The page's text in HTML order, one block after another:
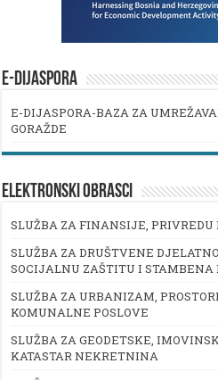
E-DIJASPORA
E-DIJASPORA-BAZA ZA
GORAŽDE
ELEKTRONSKI OBRASCI
SLUŽBA ZA FINANSIJE,
SLUŽBA ZA DRUŠTVENE
SOCIJALNU ZAŠTITU I
SLUŽBA ZA URBANIZAM,
KOMUNALNE POSLOVE
SLUŽBA ZA GEODETSKE,
KATASTAR NEKRETNINA